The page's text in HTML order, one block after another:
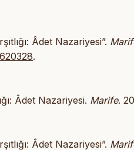
Âdet Nazariyesi”.
.
Âdet Nazariyesi. Marife.
Âdet Nazariyesi”.